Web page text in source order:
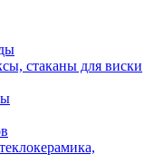
стаканы для виски